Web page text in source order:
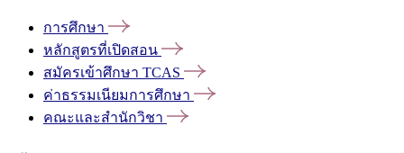
การศึกษา
หลักสูตรที่เปิดสอน
สมัครเข้าศึกษา TCAS
ค่าธรรมเนียมการศึกษา
คณะและสำนักวิชา